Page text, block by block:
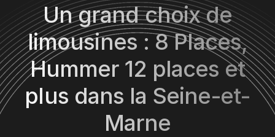
Un grand choix de
limousines : 8 Places,
Hummer 12 places et
plus dans la Seine-et-
Marne